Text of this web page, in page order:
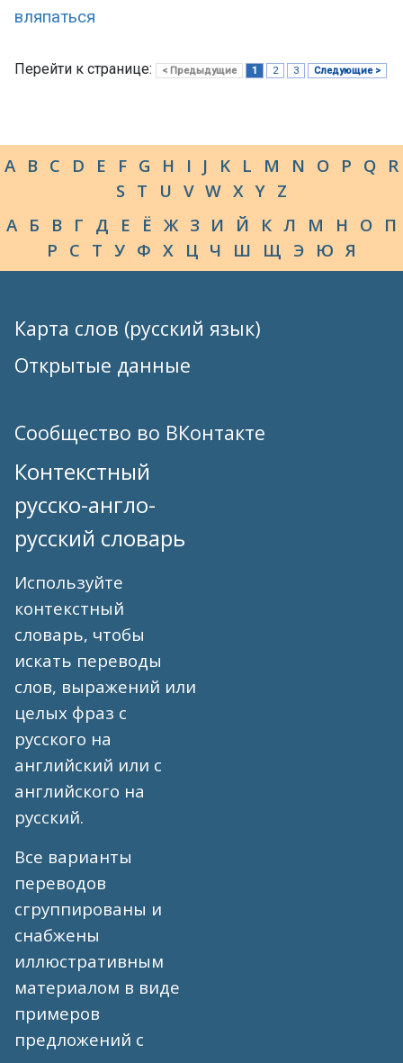
вляпаться
Перейти к странице: < Предыдущие 1 2 3 Следующие >
A B C D E F G H I J K L M N O P Q R
S T U V W X Y Z
А Б В Г Д Е Ё Ж З И Й К Л М Н О П
Р С Т У Ф Х Ц Ч Ш Щ Э Ю Я
Карта слов (русский язык)
Открытые данные
Сообщество во ВКонтакте
Контекстный
русско-англо-
русский словарь
Используйте
контекстный
словарь, чтобы
искать переводы
слов, выражений или
целых фраз с
русского на
английский или с
английского на
русский.
Все варианты
переводов
сгруппированы и
снабжены
иллюстративным
материалом в виде
примеров
предложений с